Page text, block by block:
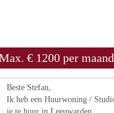
€ 1200 per maand